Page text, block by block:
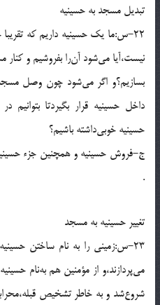
تبديل مسجد به حسينيه
22-س:ما يك حسينيه داريم كه
نيست،آيا مى‌شود آن‌را بفروشيم و
بسازيم؟و اگر مى‌شود چون وصل
داخل حسينيه قرار بگيردتا بتوانيم
حسينيه خوبى‌داشته باشيم؟
.
تغيير حسينيه به مسجد
23-س:زمينى را به نام ساختن
مى‌پردازند،و از مؤمنين هم به‌نام
شروع‌شد و به خاطر تشخيص